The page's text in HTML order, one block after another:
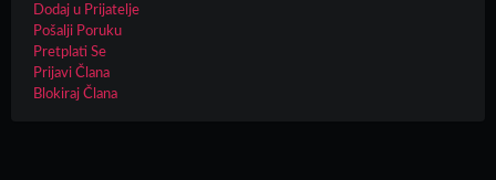
Dodaj u Prijatelje
Pošalji Poruku
Pretplati Se
Prijavi Člana
Blokiraj Člana